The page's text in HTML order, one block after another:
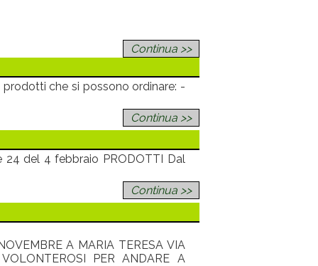
Continua >>
che si possono ordinare: -
Continua >>
24 del 4 febbraio PRODOTTI Dal
Continua >>
A MARIA TERESA VIA
PER ANDARE A